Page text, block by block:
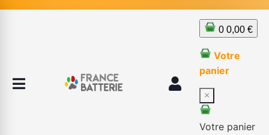
0 0,00 €
Votre
panier
×
Votre panier